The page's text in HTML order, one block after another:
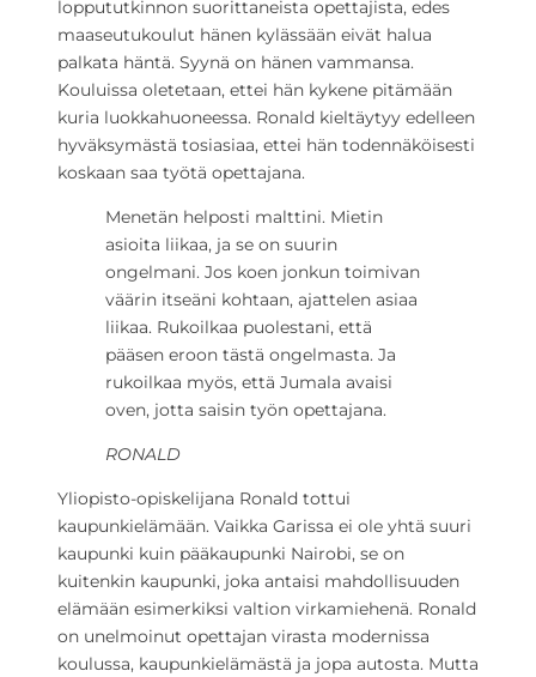
loppututkinnon suorittaneista opettajista, edes
maaseutukoulut hänen kylässään eivät halua
palkata häntä. Syynä on hänen vammansa.
Kouluissa oletetaan, ettei hän kykene pitämään
kuria luokkahuoneessa. Ronald kieltäytyy edelleen
hyväksymästä tosiasiaa, ettei hän todennäköisesti
koskaan saa työtä opettajana.
Menetän helposti malttini. Mietin
asioita liikaa, ja se on suurin
ongelmani. Jos koen jonkun toimivan
väärin itseäni kohtaan, ajattelen asiaa
liikaa. Rukoilkaa puolestani, että
pääsen eroon tästä ongelmasta. Ja
rukoilkaa myös, että Jumala avaisi
oven, jotta saisin työn opettajana.
RONALD
Yliopisto-opiskelijana Ronald tottui
kaupunkielämään. Vaikka Garissa ei ole yhtä suuri
kaupunki kuin pääkaupunki Nairobi, se on
kuitenkin kaupunki, joka antaisi mahdollisuuden
elämään esimerkiksi valtion virkamiehenä. Ronald
on unelmoinut opettajan virasta modernissa
koulussa, kaupunkielämästä ja jopa autosta. Mutta